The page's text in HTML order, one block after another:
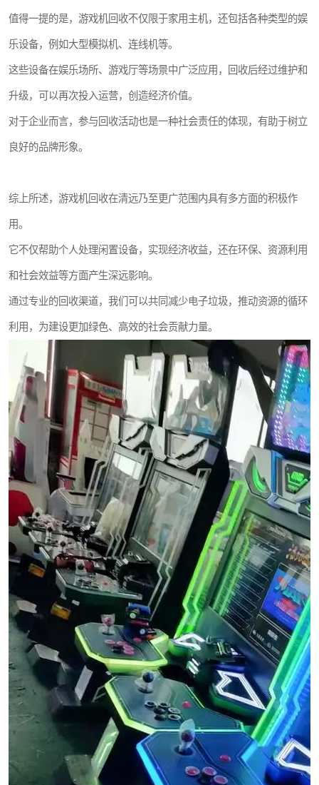
值得一提的是，游戏机回收不仅限于家用主机，还包括各种类型的娱
乐设备，例如大型模拟机、连线机等。
这些设备在娱乐场所、游戏厅等场景中广泛应用，回收后经过维护和
升级，可以再次投入运营，创造经济价值。
对于企业而言，参与回收活动也是一种社会责任的体现，有助于树立
良好的品牌形象。
综上所述，游戏机回收在清远乃至更广范围内具有多方面的积极作
用。
它不仅帮助个人处理闲置设备，实现经济收益，还在环保、资源利用
和社会效益等方面产生深远影响。
通过专业的回收渠道，我们可以共同减少电子垃圾，推动资源的循环
利用，为建设更加绿色、高效的社会贡献力量。